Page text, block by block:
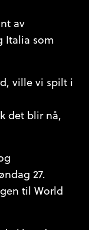
av
Italia som
ville vi spilt i
det blir nå,
27.
til World